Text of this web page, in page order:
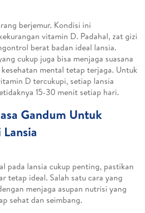
berjemur. Kondisi ini
vitamin D. Padahal, zat gizi
berat badan ideal lansia.
cukup juga bisa menjaga suasana
mental tetap terjaga. Untuk
D tercukupi, setiap lansia
15-30 menit setiap hari.
Gandum Untuk
pada lansia cukup penting, pastikan
tetap ideal. Salah satu cara yang
menjaga asupan nutrisi yang
sehat dan seimbang.